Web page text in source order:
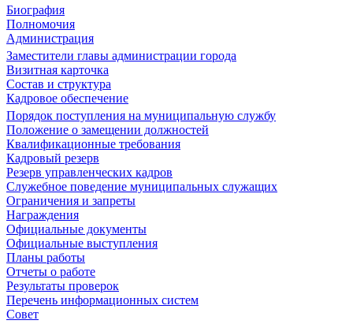
Биография
Полномочия
Администрация
Заместители главы администрации города
Визитная карточка
Состав и структура
Кадровое обеспечение
Порядок поступления на муниципальную службу
Положение о замещении должностей
Квалификационные требования
Кадровый резерв
Резерв управленческих кадров
Служебное поведение муниципальных служащих
Ограничения и запреты
Награждения
Официальные документы
Официальные выступления
Планы работы
Отчеты о работе
Результаты проверок
Перечень информационных систем
Совет